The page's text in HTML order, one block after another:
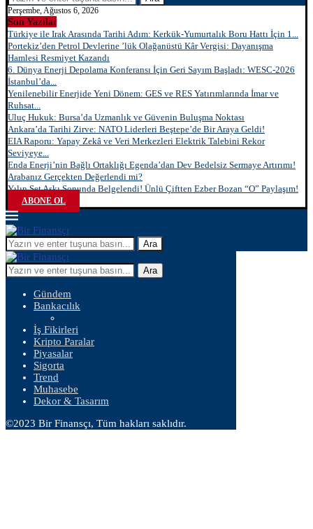
Perşembe, Ağustos 6, 2026
Son Yazılar
Türkiye ile Irak Arasında Tarihi Adım: Kerkük-Yumurtalık Boru Hattı İçin 1...
Portekiz’den Petrol Devlerine ’lük Olağanüstü Kâr Vergisi: Dayanışma
Hamlesi Resmiyet Kazandı
6. Dünya Enerji Depolama Konferansı İçin Geri Sayım Başladı: WESC-2026
İstanbul’da...
Yenilenebilir Enerjide Yeni Dönem: GES ve RES Yatırımlarında İmar ve
Ruhsat...
Uluç Hukuk: Bursa’da Uzmanlık ve Güvenin Buluşma Noktası
Ankara’da Tarihi Zirve: NATO Liderleri Beştepe’de Bir Araya Geldi!
EIA Raporu: Yapay Zekâ ve Veri Merkezleri Elektrik Talebini Rekor
Seviyeye...
Enda Enerji’nin Bağlı Ortaklığı Egenda’dan Dev Bedelsiz Sermaye Artırımı!
Arabanız Gerçekten Değerlendi mi?
Yılın Set Aşkı Sonunda Belgelendi! Ünlü Çiftten Ezber Bozan “O” Paylaşım!
ABONE OL
Ara
Ara
Gündem
Bankacılık
İş Fikirleri
Kripto Paralar
Piyasalar
Sigorta
Trend
Muhasebe
Dekor & Tasarım
©2023 Bir Finansçı, Tüm hakları saklıdır.